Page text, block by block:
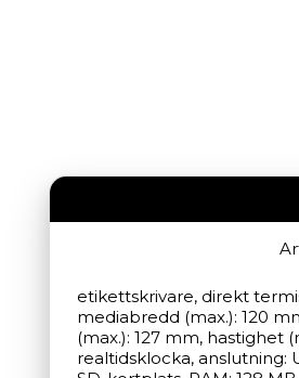
etikettskrivare, direkt
mediabredd (max.): 120
(max.): 127 mm, hastighet
realtidsklocka, anslutning: